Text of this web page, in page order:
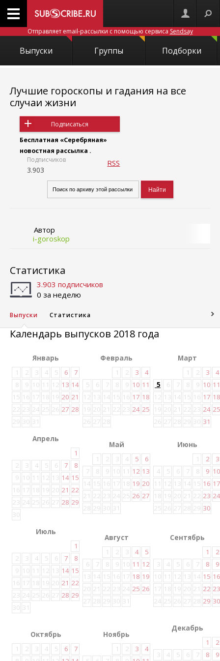
Отправляет email-рассылки с помощью сервиса Sendsay
Выпуски Группы Подборки
Лучшие гороскопы и гадания на все
случаи жизни
Подписаться
Бесплатная «Серебряная»
новостная рассылка .
Подписчиков
3.903
RSS
Автор
i-goroskop
Статистика
3.903 подписчиков
0 за неделю
Выпуски Статистика
Календарь выпусков 2018 года
Январь
1
2 3 4 5 6
7
8
9 10 11 12 13 14
15 16 17 18 19 20 21
22 23 24 25 26 27 28
29 30 31
Февраль
1
2 3
4
5
6 7 8 9 10 11
12 13 14 15 16 17 18
19 20 21 22 23 24 25
26 27 28
Март
1
2 3
4
5
6 7 8 9 10 11
12 13 14 15 16 17 18
19 20 21 22 23 24 25
26 27 28 29 30 31
Апрель
1
2
3 4 5 6 7
8
9 10 11 12 13 14 15
16 17 18 19 20 21 22
23 24 25 26 27 28 29
30
Май
1
2 3 4 5
6
7
8 9 10 11 12 13
14 15 16 17 18 19 20
21 22 23 24 25 26 27
28 29 30 31
Июнь
1
2
3
4
5 6 7 8 9 10
11 12 13 14 15 16 17
18 19 20 21 22 23 24
25 26 27 28 29 30
Июль
1
2
3 4 5 6 7
8
9 10 11 12 13 14 15
16 17 18 19 20 21 22
23 24 25 26 27 28 29
30 31
Август
1
2 3 4
5
6
7 8 9 10 11 12
13 14 15 16 17 18 19
20 21 22 23 24 25 26
27 28 29 30 31
Сентябрь
1
2
3
4 5 6 7 8
9
10 11 12 13 14 15 16
17 18 19 20 21 22 23
24 25 26 27 28 29 30
Октябрь
1
2 3 4 5 6
7
Ноябрь
1
2 3
4
Декабрь
1
2
3
4 5 6 7 8 9